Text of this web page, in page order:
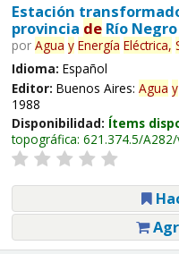
Estación
provincia deRío Negro
por Agua y Energía Eléctrica,
Idioma: Español
Editor: Buenos Aires: Agua y
1988
Disponibilidad: Ítems
topográfica: 621.374.5/